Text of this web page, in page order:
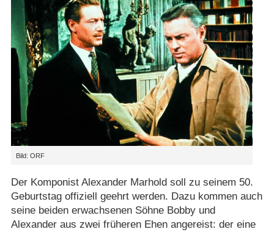
Bild: ORF
Der Komponist Alexander Marhold soll zu seinem 50.
Geburtstag offiziell geehrt werden. Dazu kommen auch
seine beiden erwachsenen Söhne Bobby und
Alexander aus zwei früheren Ehen angereist: der eine